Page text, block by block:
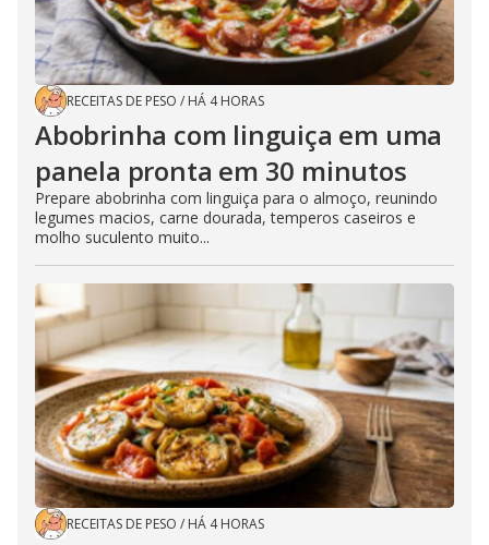
RECEITAS DE PESO / HÁ 4 HORAS
Abobrinha com linguiça em uma
panela pronta em 30 minutos
Prepare abobrinha com linguiça para o almoço, reunindo
legumes macios, carne dourada, temperos caseiros e
molho suculento muito...
RECEITAS DE PESO / HÁ 4 HORAS